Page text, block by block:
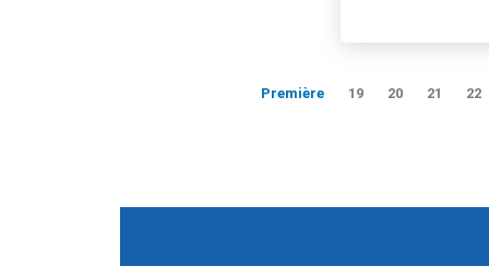
Première 19 20 21 22